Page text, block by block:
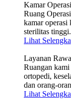
Kamar Operasi
Ruang
kamar operasi
sterilitas tinggi.
Lihat
Layanan
Ruangan
ortopedi,
dan orang-
Lihat